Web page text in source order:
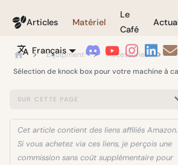
Coffeegeek
Articles Matériel
Le
Café
Français
Equipment
Accessories
Sélection de knock box pour votre machine à
SUR CETTE PAGE
Cet article contient des liens affiliés Amazon.
Si vous achetez via ces liens, je perçois une
commission sans coût supplémentaire pour